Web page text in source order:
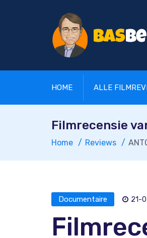
HOME ALLE
Filmrecensie
Home Reviews
Documentaire 21-